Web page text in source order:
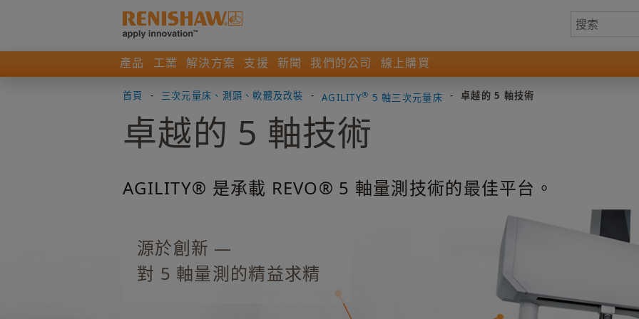
產品 工業 解決方案 支援 新聞 我們的公司 線上購買
首頁 - 三次元量床、測頭、軟體及改裝 - AGILITY® 5 軸三次元量床 - 卓越的 5 軸技術
卓越的 5 軸技術
AGILITY® 是承載 REVO® 5 軸量測技術的最佳平台。
源於創新 —
對 5 軸量測的精益求精